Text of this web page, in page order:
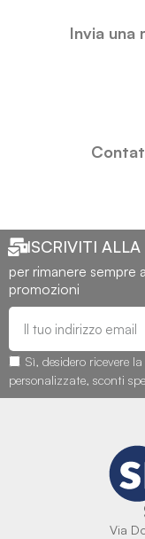
Invia una
ISCRIVITI
per rimanere sempre
promozioni
Sì, desidero ricevere
personalizzate, sconti
Via